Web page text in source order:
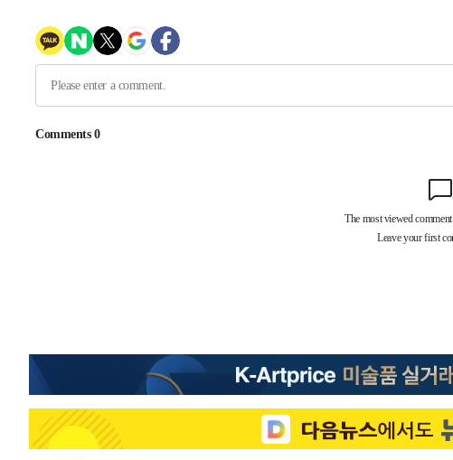
압수수색
-28376초 전 >[속보]원·달러 환율, 오전 9시 1423.8원
-28172초 전 >[속보]삼성전자·SK하이닉스 동반 강보합…1%대 상승 출발
-28158초 전 > [속보]코스닥, 5.95포인트(0.74%) 상승한 807.62개장
-25291초 전 >
이란, 호르무즈서 "적국 목표물들"과 대치로 남부 케슘섬에서 두차
[속보]美, 폴리실리콘 수입 규제…파생제품 15% 관세, 120일 후